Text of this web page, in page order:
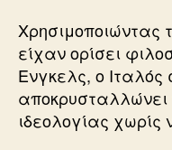
Χρησιμοποιώντας
είχαν ορίσει
Ενγκελς, ο Ιταλός
αποκρυσταλλώνει
ιδεολογίας